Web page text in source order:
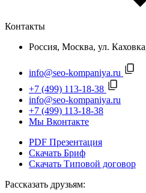
Контакты
Россия, Москва, ул.
info@seo-kompaniya.ru
+7 (499) 113-18-38
info@seo-kompaniya.ru
+7 (499) 113-18-38
Мы Вконтакте
PDF Презентация
Скачать Бриф
Скачать Типовой договор
Рассказать друзьям: